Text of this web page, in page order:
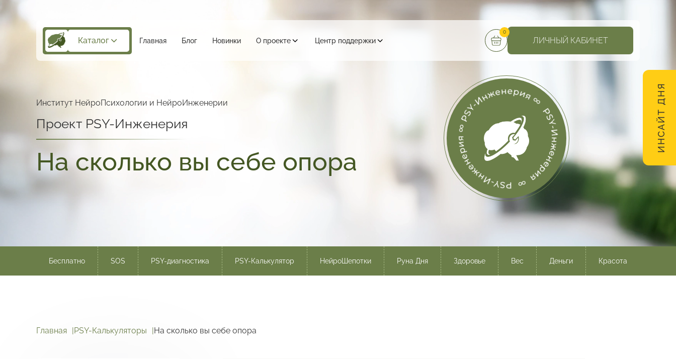
Каталог Главная Блог Новинки О проекте Центр поддержки
0
ЛИЧНЫЙ КАБИНЕТ
Институт НейроПсихологии и НейроИнженерии
Проект PSY-Инженерия
На сколько вы себе опора
Бесплатно SOS PSY-диагностика PSY-Калькулятор НейроШепотки Руна Дня Здоровье Вес Деньги Красота
Главная PSY-Калькуляторы На сколько вы себе опора
ИНСАЙТ ДНЯ